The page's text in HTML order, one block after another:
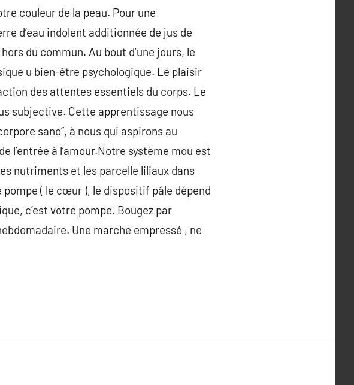
couleur de la peau. Pour une
d’eau indolent additionnée de jus de
du commun. Au bout d’une jours, le
u bien-être psychologique. Le plaisir
des attentes essentiels du corps. Le
subjective. Cette apprentissage nous
sano”, à nous qui aspirons au
l’entrée à l’amour.Notre système mou est
nutriments et les parcelle liliaux dans
( le cœur ), le dispositif pâle dépend
c’est votre pompe. Bougez par
Une marche empressé , ne